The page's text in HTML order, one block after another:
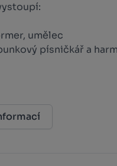
umělec
písničkář a